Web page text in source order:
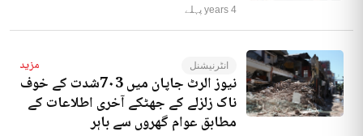
4 years پہلے
انٹرنیشنل مزید
نیوز الرٹ جاپان میں 7۰3شدت کے خوف
ناک زلزلے کے جھٹکے آخری اطلاعات کے
مطابق عوام گھروں سے باہر